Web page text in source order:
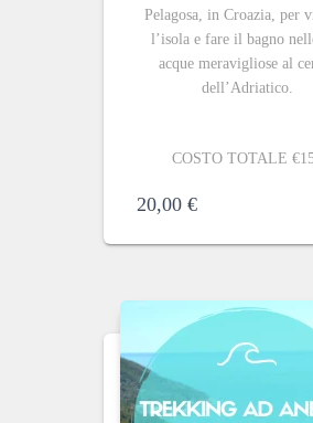
Pelagosa, in Croazia, per
l’isola e fare il bagno
acque meravigliose al
dell’Adriatico.
COSTO TOTALE
20,00 €